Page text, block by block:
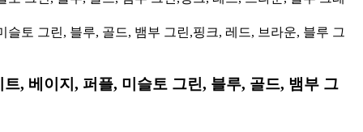
, 베이지, 퍼플, 미슬토 그린, 블루, 골드, 뱀부 그